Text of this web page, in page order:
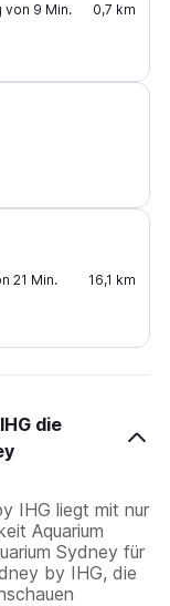
von 9 Min. 0,7 km
21 Min. 16,1 km
die
IHG liegt mit nur
Aquarium
Sydney für
by IHG, die